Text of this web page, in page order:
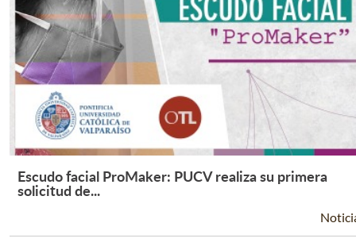
Leer Más +
Escudo facial ProMaker: PUCV realiza su primera
solicitud de...